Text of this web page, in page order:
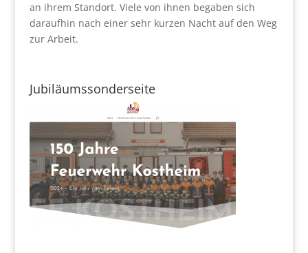
an ihrem Standort. Viele von ihnen begaben sich
daraufhin nach einer sehr kurzen Nacht auf den Weg
zur Arbeit.
Jubiläumssonderseite